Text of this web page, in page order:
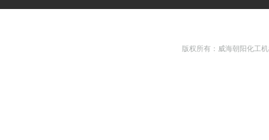
版权所有：威海朝阳化工